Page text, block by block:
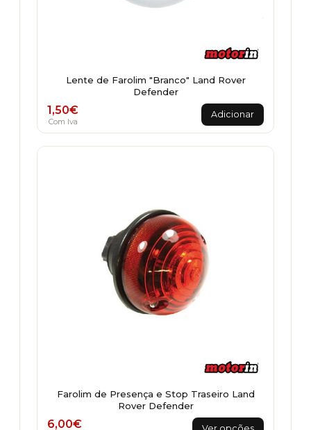
Lente de Farolim "Branco" Land Rover
Defender
1,50€
Com Iva
Adicionar
Farolim de Presença e Stop Traseiro Land
Rover Defender
6,00€ This